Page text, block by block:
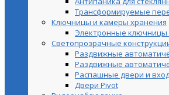
Трансформируемые
Ключницы и камеры хранения
Электронные ключницы
Светопрозрачные
Раздвижные
Раздвижные
Распашные двери и
Двери Pivot